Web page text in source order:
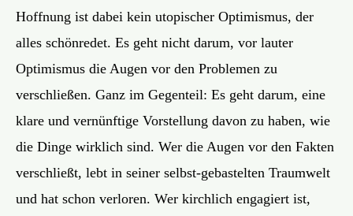
Hoffnung ist dabei kein utopischer Optimismus, der
alles schönredet. Es geht nicht darum, vor lauter
Optimismus die Augen vor den Problemen zu
verschließen. Ganz im Gegenteil: Es geht darum, eine
klare und vernünftige Vorstellung davon zu haben, wie
die Dinge wirklich sind. Wer die Augen vor den Fakten
verschließt, lebt in seiner selbst-gebastelten Traumwelt
und hat schon verloren. Wer kirchlich engagiert ist,